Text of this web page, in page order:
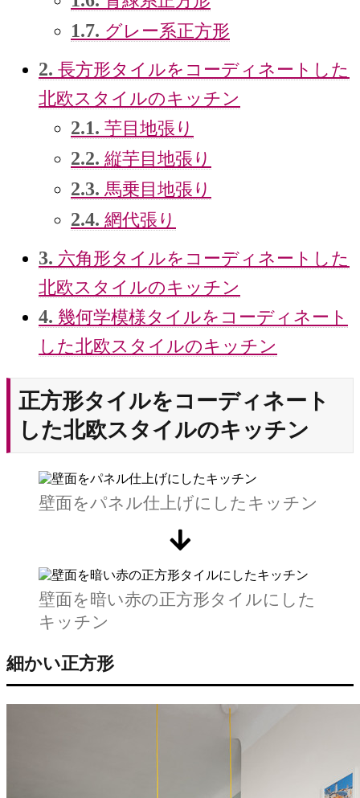
1.7. グレー系正方形
2. 長方形タイルをコーディネートした
北欧スタイルのキッチン
2.1. 芋目地張り
2.2. 縦芋目地張り
2.3. 馬乗目地張り
2.4. 網代張り
3. 六角形タイルをコーディネートした
北欧スタイルのキッチン
4. 幾何学模様タイルをコーディネート
した北欧スタイルのキッチン
正方形タイルをコーディネート
した北欧スタイルのキッチン
壁面をパネル仕上げにしたキッチン
壁面を暗い赤の正方形タイルにした
キッチン
細かい正方形